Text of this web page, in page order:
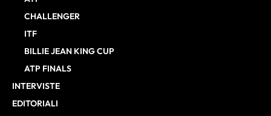
CHALLENGER
ITF
BILLIE JEAN KING CUP
ATP FINALS
INTERVISTE
EDITORIALI